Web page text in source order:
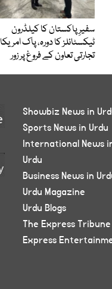
سفیرِ پاکستان کا کیلڈرون
ٹیکسٹائلز کا دورہ، پاک امریکا
تجارتی تعاون کے فروغ پر زور
Showbiz News in
Sports News in Urdu
International News
Urdu
Business News in
Urdu Magazine
Urdu Blogs
The Express Tribune
Express